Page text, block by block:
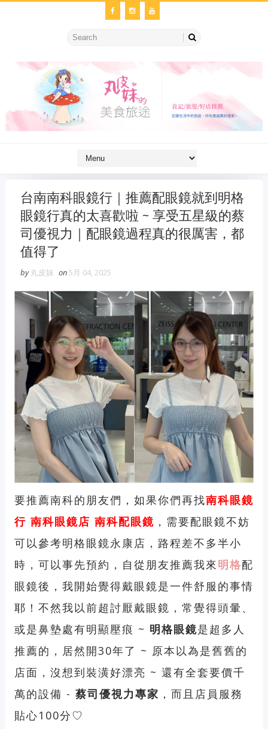
台南南科眼鏡行｜推薦配眼鏡就到明格
眼鏡行真的太喜歡啦 ~ 享受五星級的蔡
司優視力｜配眼鏡過程真的很厲害，都
值得了
by 丸皮妹 on 5月 04, 2025
要推薦南科的朋友們，如果你們再找南科眼鏡
行 南科眼鏡店 南科配眼鏡 ，需要配眼鏡不妨
可以參考明格眼鏡永康店，路程差不多半小
時，可以事先預約，自從朋友推薦我來明格配
眼鏡後，我開始覺得戴眼鏡是一件舒服的事情
耶！不然我以前超討厭戴眼鏡，常覺得頭暈、
或是鼻墊處有明顯壓痕 ~ 明格眼鏡是超多人
推薦的，居然開30年了 ~ 原本以為是舊舊的
店面，沒想到裝潢好漂亮 ~ 還有全套要價千
萬的設備 - 蔡司優視力專家 ，而且店員服務
貼心100分♡